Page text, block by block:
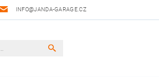
INFO@JANDA-GARAGE.CZ